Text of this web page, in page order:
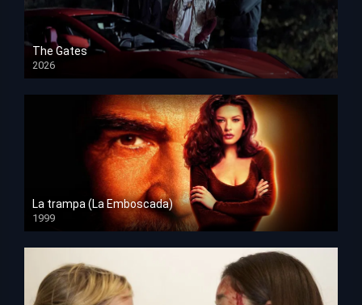
The Gates
2026
HD 1080p
La trampa (La Emboscada)
1999
HD 1080p